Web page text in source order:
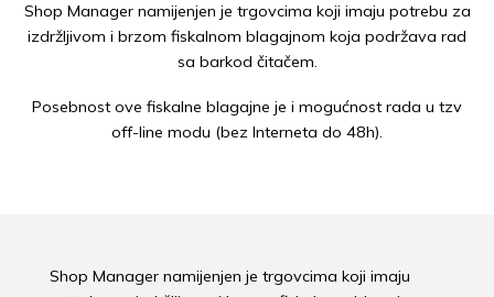
Shop Manager namijenjen je trgovcima koji imaju potrebu za
izdržljivom i brzom fiskalnom blagajnom koja podržava rad
sa barkod čitačem.
Posebnost ove fiskalne blagajne je i mogućnost rada u tzv
off-line modu (bez Interneta do 48h).
Shop Manager namijenjen je trgovcima koji imaju